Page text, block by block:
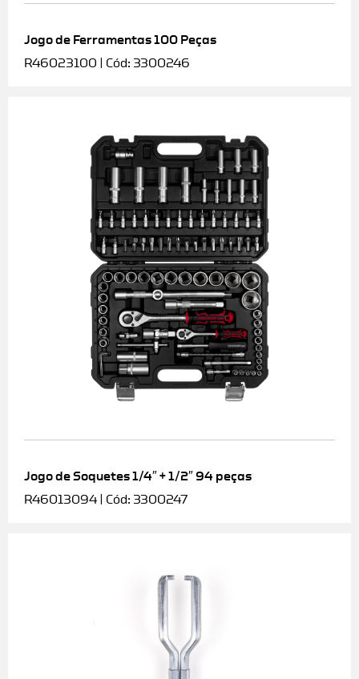
Jogo de Ferramentas 100 Peças
R46023100 | Cód: 3300246
Jogo de Soquetes 1/4″ + 1/2″ 94 peças
R46013094 | Cód: 3300247